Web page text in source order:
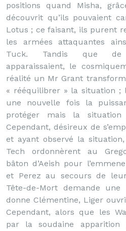
positions quand Misha,
découvrit qu’ils pouvaient
Lotus ; ce faisant, ils purent
les armées attaquantes
Tuck. Tandis que de
apparaissaient, le
réalité un Mr Grant
« rééquilibrer » la situation ;
une nouvelle fois la
protéger mais la situation
Cependant, désireux de
et ayant observé la
Tech ordonnèrent au
bâton d’Aeish pour
et Perez au secours de
Tête-de-Mort demande
donne Clémentine, Liger
Cependant, alors que les
par la soudaine apparition